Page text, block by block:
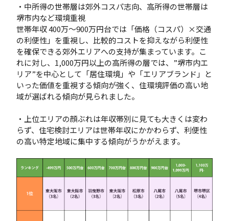
・中所得の世帯層は郊外コスパ志向、高所得の世帯層は
堺市内など環境重視
世帯年収 400万〜900万円台では「価格（コスパ）×交通
の利便性」を重視し、比較的コストを抑えながら利便性
を確保できる郊外エリアへの支持が集まっています。こ
れに対し、1,000万円以上の高所得の層では、”堺市内エ
リア”を中心として「居住環境」や「エリアブランド」と
いった価値を重視する傾向が強く、住環境評価の高い地
域が選ばれる傾向が見られました。
・上位エリアの顔ぶれは年収帯別に見ても大きくは変わ
らず、住宅検討エリアは世帯年収にかかわらず、利便性
の高い特定地域に集中する傾向がうかがえます。